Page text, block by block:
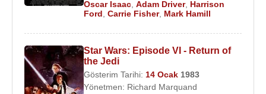
Oscar Isaac Adam Driver, Harrison
Ford Carrie Fisher, Mark Hamill
Star Wars: Episode VI - Return of
the Jedi
Gösterim Tarihi: 14 Ocak 1983
Yönetmen: Richard Marquand